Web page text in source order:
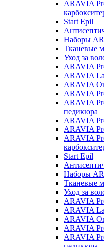
ARAVIA
Start Epil
Наборы
Тканевые
Уход за
ARAVIA
ARAVIA
ARAVIA
ARAVIA
ARAVIA
педикюра
ARAVIA
ARAVIA
ARAVIA
Start Epil
Наборы
Тканевые
Уход за
ARAVIA
ARAVIA
ARAVIA
ARAVIA
ARAVIA